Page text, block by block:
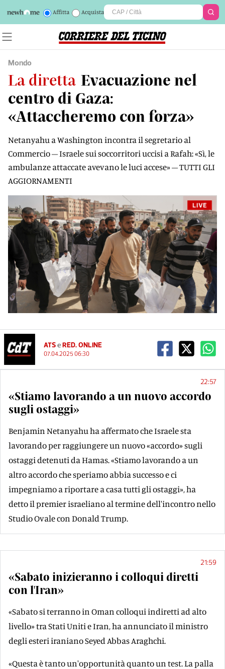
Affitta Acquista
Mondo
La diretta Evacuazione nel
centro di Gaza:
«Attaccheremo con forza»
Netanyahu a Washington incontra il segretario al
Commercio – Israele sui soccorritori uccisi a Rafah: «Sì, le
ambulanze attaccate avevano le luci accese» – TUTTI GLI
AGGIORNAMENTI
LIVE
ATSeRED. ONLINE
07.04.2025 06:30
22:57
«Stiamo lavorando a un nuovo accordo
sugli ostaggi»
Benjamin Netanyahu ha affermato che Israele sta
lavorando per raggiungere un nuovo «accordo» sugli
ostaggi detenuti da Hamas. «Stiamo lavorando a un
altro accordo che speriamo abbia successo e ci
impegniamo a riportare a casa tutti gli ostaggi», ha
detto il premier israeliano al termine dell'incontro nello
Studio Ovale con Donald Trump.
21:59
«Sabato inizieranno i colloqui diretti
con l'Iran»
«Sabato si terranno in Oman colloqui indiretti ad alto
livello» tra Stati Uniti e Iran, ha annunciato il ministro
degli esteri iraniano Seyed Abbas Araghchi.
«Questa è tanto un'opportunità quanto un test. La palla